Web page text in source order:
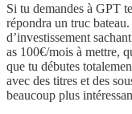
Si tu demandes à GPT
répondra un truc
d’investissement
as 100€/mois à mettre,
que tu débutes
avec des titres et des
beaucoup plus